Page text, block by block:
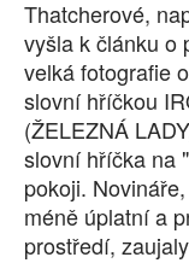
Thatcherové,
vyšla k článku o
velká fotografie
slovní hříčkou
(ŽELEZNÁ
slovní hříčka na
pokoji.
méně úplatní a
prostředí,